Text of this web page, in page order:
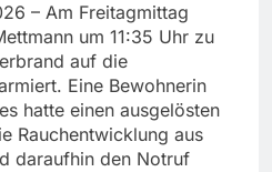
– Am Freitagmittag
um 11:35 Uhr zu
auf die
Eine Bewohnerin
hatte einen ausgelösten
Rauchentwicklung aus
daraufhin den Notruf